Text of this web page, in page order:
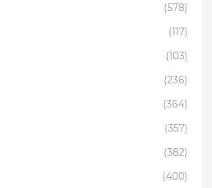
(578)
(117)
(103)
(236)
(364)
(357)
(382)
(400)